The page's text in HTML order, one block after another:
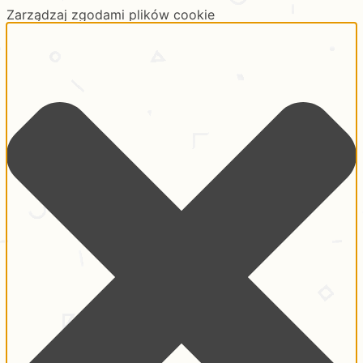
Zarządzaj zgodami plików cookie